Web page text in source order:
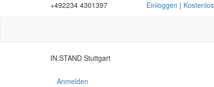
+492234 4301397 Einloggen |
IN.STAND Stuttgart
Anmelden